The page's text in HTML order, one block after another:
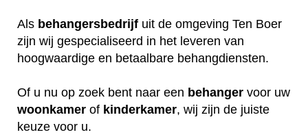
Als behangersbedrijf uit de omgeving Ten Boer
zijn wij gespecialiseerd in het leveren van
hoogwaardige en betaalbare behangdiensten.
Of u nu op zoek bent naar een behanger voor uw
woonkamer of kinderkamer, wij zijn de juiste
keuze voor u.